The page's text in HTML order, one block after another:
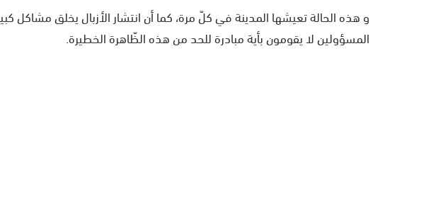
و هذه الحالة تعيشها المدينة في كلّ مرة، كما أن انتشار الأزبال يخلق مشاكل
المسؤولين لا يقومون بأية مبادرة للحد من هذه الظّاهرة الخطيرة.